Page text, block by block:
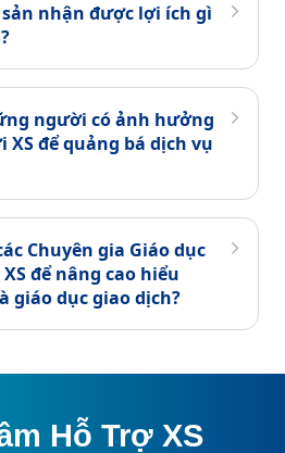
nhận được lợi ích gì
người có ảnh hưởng
XS để quảng bá dịch vụ
Chuyên gia Giáo dục
để nâng cao hiểu
giáo dục giao dịch?
Hỗ Trợ XS